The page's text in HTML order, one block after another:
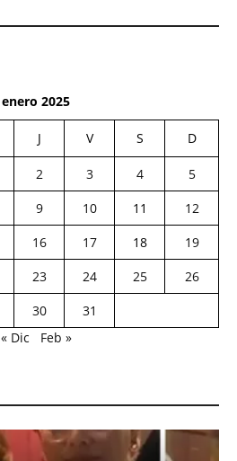
enero 2025
J V S D
2 3 4
5
9 10 11
12
16 17 18
19
23 24 25
26
30
31
« Dic
Feb »